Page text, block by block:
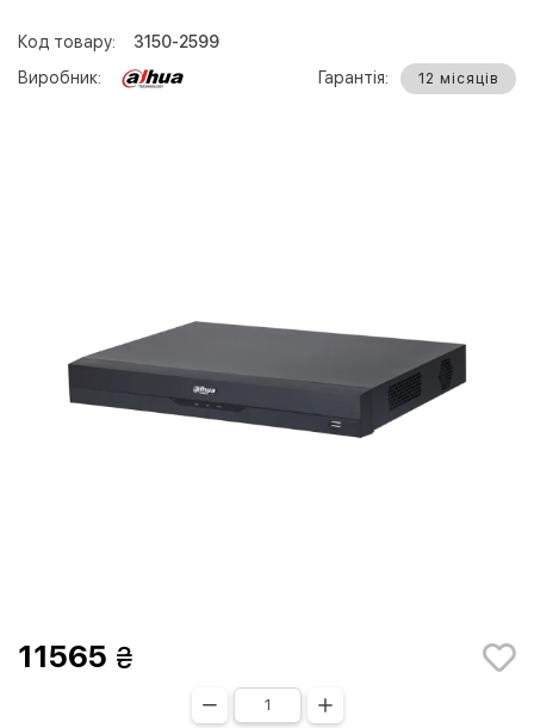
Код товару:
3150-2599
Виробник:
Гарантія: 12 місяців
11565